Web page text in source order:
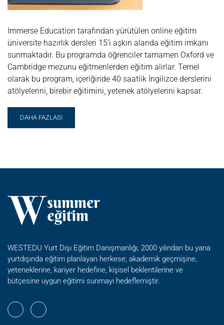
Immerse Education tarafından yürütülen online eğitim
üniversite hazırlık dersleri 15’i aşkın alanda eğitim imkanı
sunmaktadır. Bu programda öğrenciler tamamen Oxford ve
Cambridge mezunu eğitmenlerden eğitim alırlar. Temel
olarak bu program, içeriğinde 40 saatlik İngilizce derslerini
atölyelerini, birebir eğitimini, yetenek atölyelerini kapsar.
READ
MORE
ONLINE
DAHA FAZLASI
WESTEDU Yurt Dışı Eğitim Danışmanlığı, 2000 yılından bu yana
yurtdışında eğitim planlayan herkese; akademik geçmişine,
yeteneklerine, kariyer hedefine, kişisel beklentilerine ve
bütçesine uygun eğitimi sunmayı hedeflemiştir.